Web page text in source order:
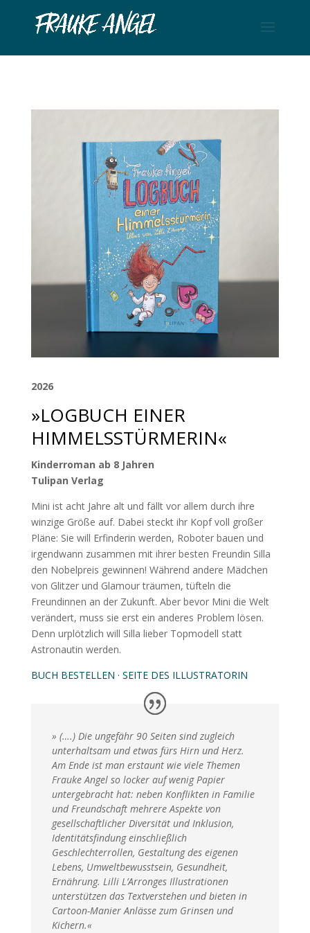
2026
»LOGBUCH EINER
HIMMELSSTÜRMERIN«
Kinderroman ab 8 Jahren
Tulipan Verlag
Mini ist acht Jahre alt und fällt vor allem durch ihre
winzige Größe auf. Dabei steckt ihr Kopf voll großer
Pläne: Sie will Erfinderin werden, Roboter bauen und
irgendwann zusammen mit ihrer besten Freundin Silla
den Nobelpreis gewinnen! Während andere Mädchen
von Glitzer und Glamour träumen, tüfteln die
Freundinnen an der Zukunft. Aber bevor Mini die Welt
verändert, muss sie erst ein anderes Problem lösen.
Denn urplötzlich will Silla lieber Topmodell statt
Astronautin werden.
BUCH BESTELLEN · SEITE DES ILLUSTRATORIN
» (….) Die ungefähr 90 Seiten sind zugleich
unterhaltsam und etwas fürs Hirn und Herz.
Am Ende ist man erstaunt wie viele Themen
Frauke Angel so locker auf wenig Papier
untergebracht hat: neben Konflikten in Familie
und Freundschaft mehrere Aspekte von
gesellschaftlicher Diversität und Inklusion,
Identitätsfindung einschließlich
Geschlechterrollen, Gestaltung des eigenen
Lebens, Umweltbewusstsein, Gesundheit,
Ernährung. Lilli L’Arronges Illustrationen
unterstützen das Textverstehen und bieten in
Cartoon-Manier Anlässe zum Grinsen und
Kichern.«